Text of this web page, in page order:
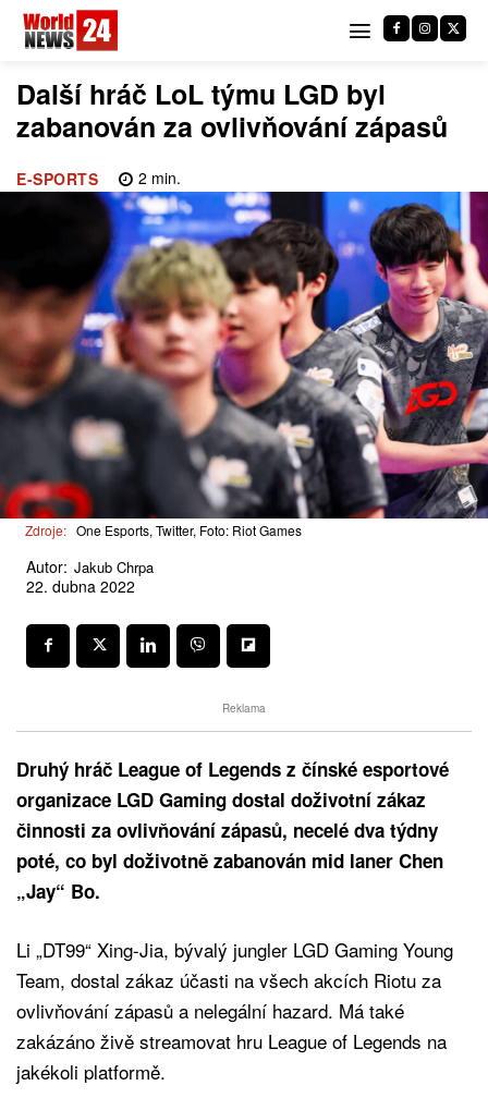
Další hráč LoL týmu LGD byl
zabanován za ovlivňování zápasů
E-SPORTS 2 min.
Zdroje: One Esports, Twitter, Foto: Riot Games
Autor: Jakub Chrpa
22. dubna 2022
Reklama
Druhý hráč League of Legends z čínské esportové
organizace LGD Gaming dostal doživotní zákaz
činnosti za ovlivňování zápasů, necelé dva týdny
poté, co byl doživotně zabanován mid laner Chen
„Jay“ Bo.
Li „DT99“ Xing-Jia, bývalý jungler LGD Gaming Young
Team, dostal zákaz účasti na všech akcích Riotu za
ovlivňování zápasů a nelegální hazard. Má také
zakázáno živě streamovat hru League of Legends na
jakékoli platformě.